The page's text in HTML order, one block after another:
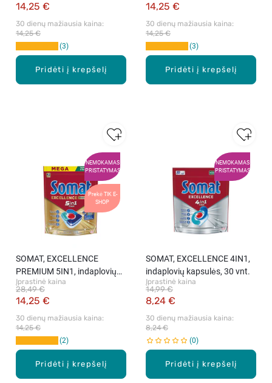
Pridėti į krepšelį
14,25 €
30 dienų mažiausia kaina:
14,25 €
3
Pridėti į krepšelį
14,25 €
30 dienų mažiausia kaina:
14,25 €
3
NEMOKAMAS
PRISTATYMAS
Prekė TIK E-
SHOP
Pridėti į krepšelį
SOMAT, EXCELLENCE
PREMIUM 5IN1, indaplovių
kapsulės, 42 vnt.
Įprastinė kaina
14,25 €
28,49 €
30 dienų mažiausia kaina:
14,25 €
2
NEMOKAMAS
PRISTATYMAS
Pridėti į krepšelį
SOMAT, EXCELLENCE 4IN1,
indaplovių kapsulės, 30 vnt.
Įprastinė kaina
8,24 €
14,99 €
30 dienų mažiausia kaina:
8,24 €
0